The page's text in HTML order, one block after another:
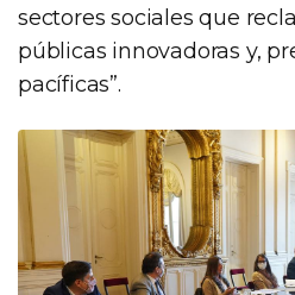
sectores sociales que
públicas innovadoras y,
pacíficas”.